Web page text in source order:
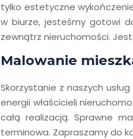
tylko estetyczne
w biurze, jesteśmy gotowi
zewnątrz nieruchomości.
Malowanie
Skorzystanie z naszych
energii właścicieli
całą realizacją. Sprawne
terminowa. Zapraszamy do